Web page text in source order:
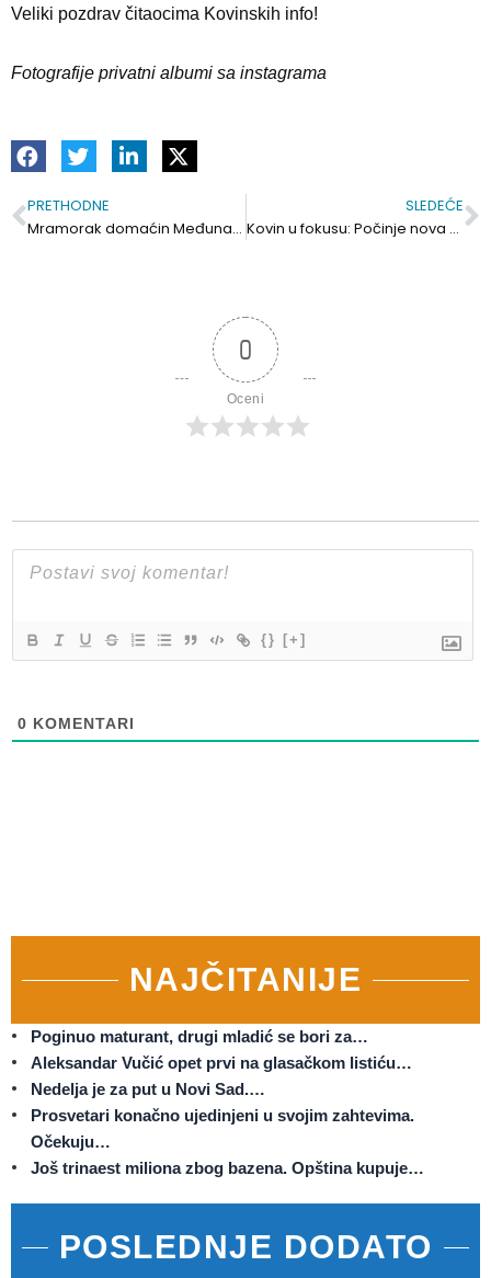
Veliki pozdrav čitaocima Kovinskih info!
Fotografije privatni albumi sa instagrama
Prev
PRETHODNE
Mramorak domaćin Međunarodnog rangirnog turnira u šahu.
SLEDEĆE
Kovin u fokusu: Počinje nova pčelarska godina
0
Oceni
{} [+]
0 KOMENTARI
NAJČITANIJE
Poginuo maturant, drugi mladić se bori za…
Aleksandar Vučić opet prvi na glasačkom listiću…
Nedelja je za put u Novi Sad.…
Prosvetari konačno ujedinjeni u svojim zahtevima.
Očekuju…
Još trinaest miliona zbog bazena. Opština kupuje…
POSLEDNJE DODATO